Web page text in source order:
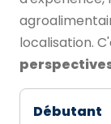
localisation.
Débutant